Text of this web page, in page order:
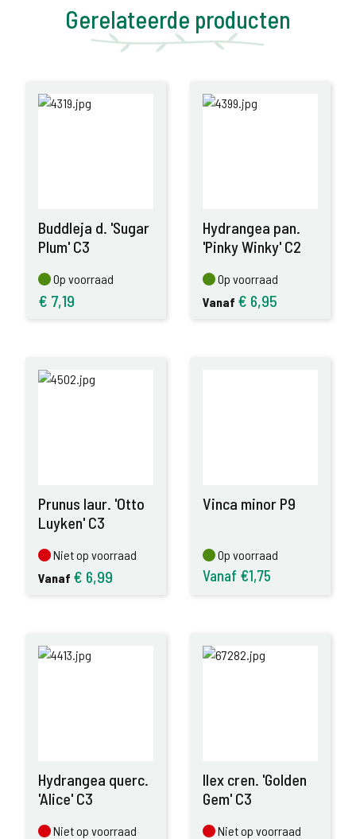
Gerelateerde producten
Buddleja d. 'Sugar
Plum' C3
Op voorraad
Op voorraad
€ 7,19
Hydrangea pan.
'Pinky Winky' C2
Op voorraad
Op voorraad
Vanaf € 6,95
Prunus laur. 'Otto
Luyken' C3
Niet op voorraad
Niet op voorraad
Vanaf € 6,99
Vinca minor P9
Op voorraad
Op voorraad
Vanaf €1,75
Hydrangea querc.
'Alice' C3
Niet op voorraad
Niet op voorraad
Ilex cren. 'Golden
Gem' C3
Niet op voorraad
Niet op voorraad